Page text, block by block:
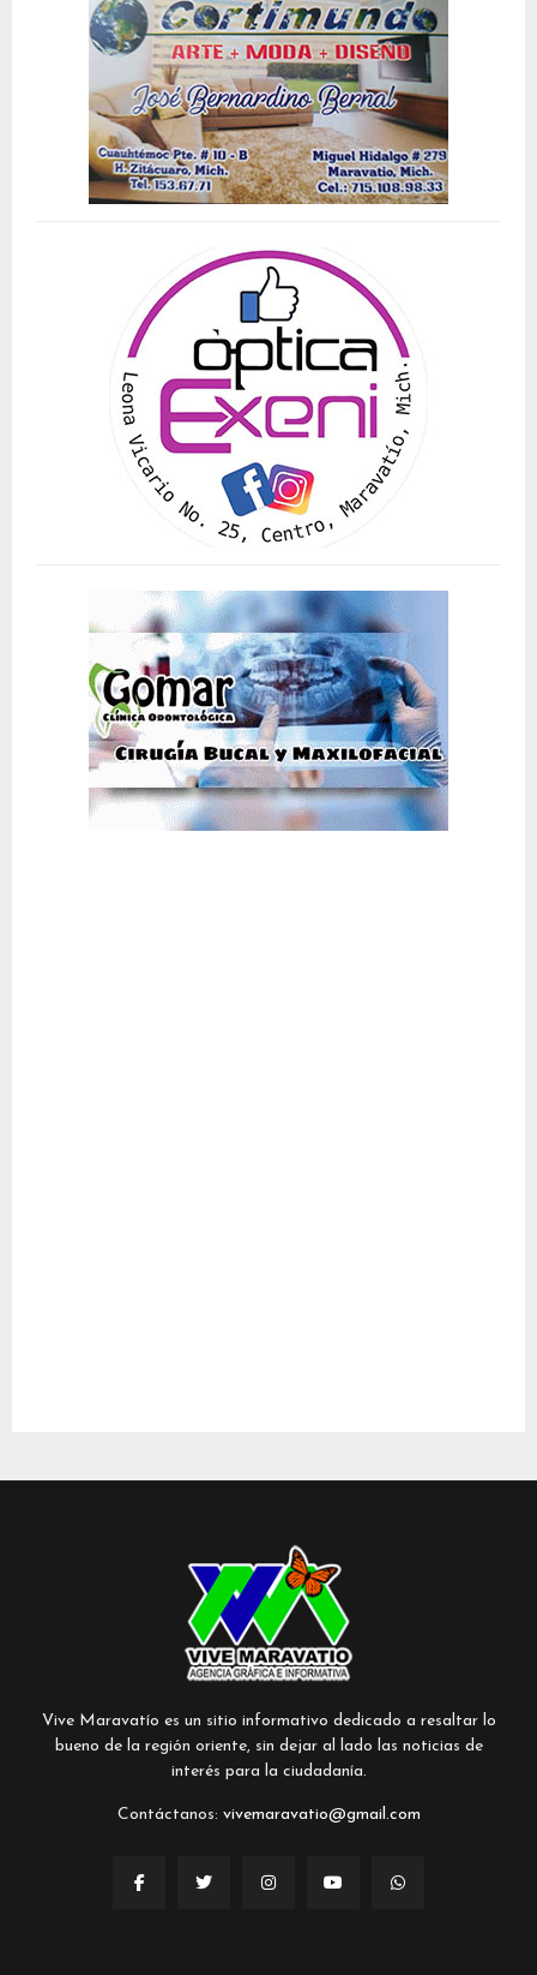
Vive Maravatío es un sitio informativo dedicado a resaltar lo
bueno de la región oriente, sin dejar al lado las noticias de
interés para la ciudadanía.
Contáctanos: vivemaravatio@gmail.com